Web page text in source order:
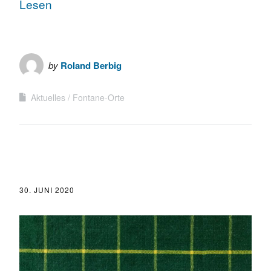
Lesen
by Roland Berbig
Aktuelles Fontane-Orte
30. JUNI 2020